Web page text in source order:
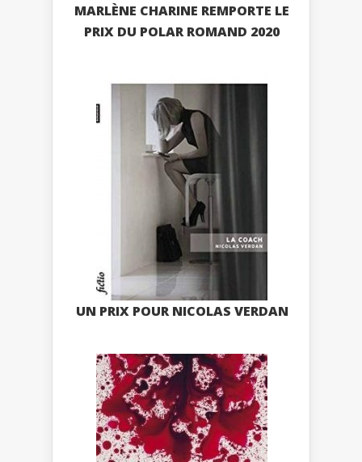
MARLÈNE CHARINE REMPORTE LE
PRIX DU POLAR ROMAND 2020
UN PRIX POUR NICOLAS VERDAN